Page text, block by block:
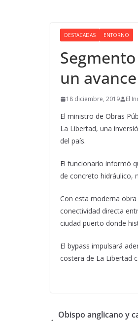
DESTACADAS ENTORNO
un
18 diciembre, 2019 El
El ministro de Obras
La Libertad, una
del país.
El funcionario informó
de concreto hidráulico,
Con esta moderna
conectividad directa
ciudad puerto donde
El bypass impulsará
costera de La Libertad
Obispo anglicano y